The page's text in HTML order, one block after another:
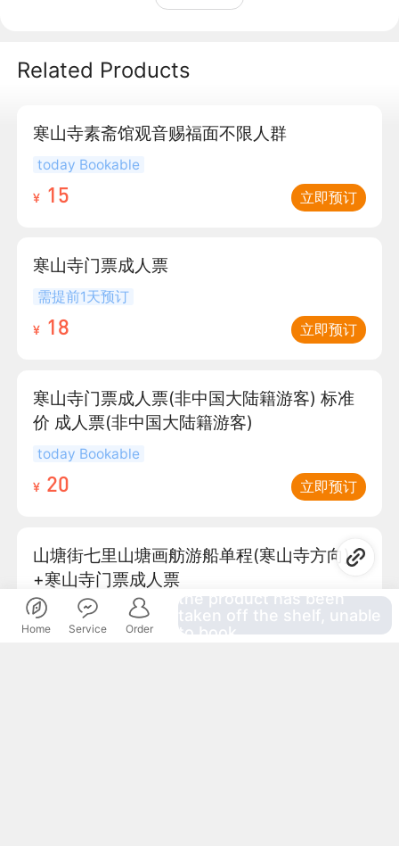
Related Products
寒山寺素斋馆观音赐福面不限人群
today Bookable
¥ 15 立即预订
寒山寺门票成人票
需提前1天预订
¥ 18 立即预订
寒山寺门票成人票(非中国大陆籍游客) 标准
价 成人票(非中国大陆籍游客)
today Bookable
¥ 20 立即预订
山塘街七里山塘画舫游船单程(寒山寺方向)
+寒山寺门票成人票
需提前1天预订
Home Service Order
the product has been
taken off the shelf, unable
to book